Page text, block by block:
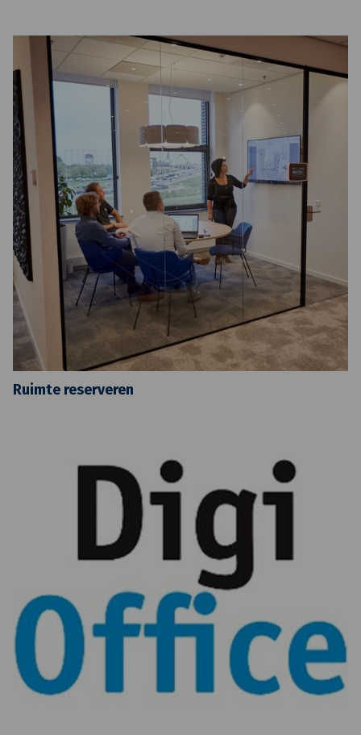
Ruimte reserveren